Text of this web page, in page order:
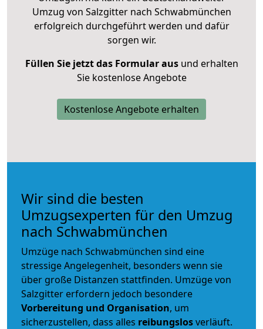
Umzug von Salzgitter nach Schwabmünchen
erfolgreich durchgeführt werden und dafür
sorgen wir.
Füllen Sie jetzt das Formular ausund erhalten
Sie kostenlose Angebote
Kostenlose Angebote erhalten
Wir sind die besten
Umzugsexperten für den Umzug
nach Schwabmünchen
Umzüge nach Schwabmünchen sind eine
stressige Angelegenheit, besonders wenn sie
über große Distanzen stattfinden. Umzüge von
Salzgitter erfordern jedoch besondere
Vorbereitung und Organisation, um
sicherzustellen, dass alles reibungslosverläuft.